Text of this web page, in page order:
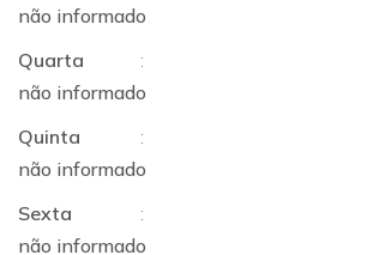
não informado
Quarta
:
não informado
Quinta
:
não informado
Sexta
:
não informado